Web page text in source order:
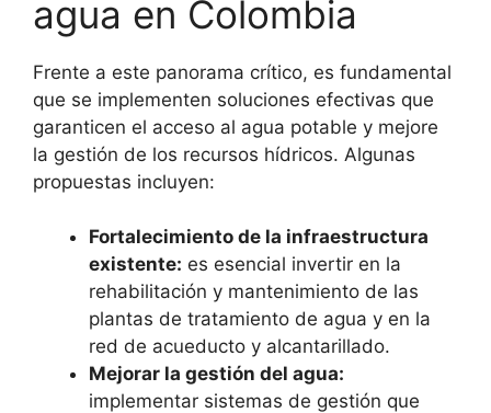
agua en Colombia
Frente a este panorama crítico, es fundamental
que se implementen soluciones efectivas que
garanticen el acceso al agua potable y mejore
la gestión de los recursos hídricos. Algunas
propuestas incluyen:
Fortalecimiento de la infraestructura
existente: es esencial invertir en la
rehabilitación y mantenimiento de las
plantas de tratamiento de agua y en la
red de acueducto y alcantarillado.
Mejorar la gestión del agua:
implementar sistemas de gestión que